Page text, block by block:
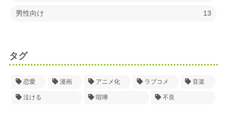
男性向け 13
タグ
恋愛 漫画 アニメ化 ラブコメ 音楽
泣ける 喧嘩 不良